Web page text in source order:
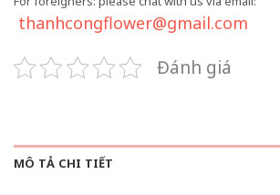
thanhcongflower@gmail.com
Đánh giá
MÔ TẢ CHI TIẾT